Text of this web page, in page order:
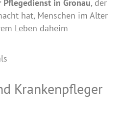
Pflegedienst in Gronau, der
hat, Menschen im Alter
Leben daheim
Krankenpfleger